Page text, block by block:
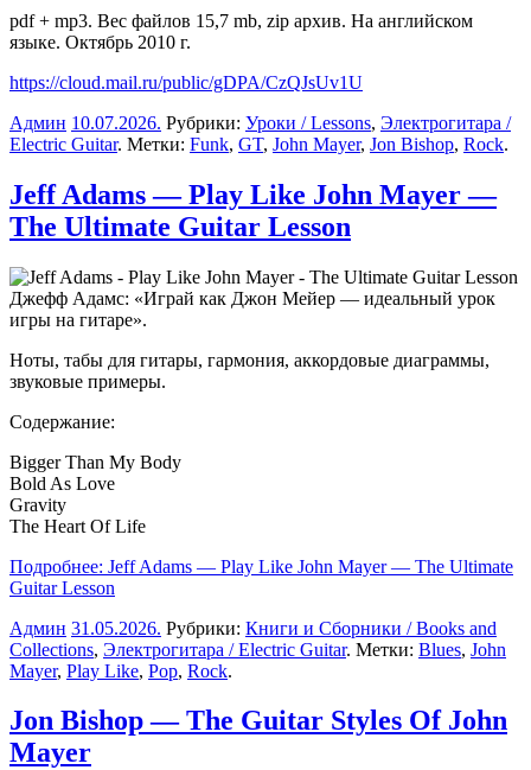
pdf + mp3. Вес файлов 15,7 mb, zip архив. На английском
языке. Октябрь 2010 г.
https://cloud.mail.ru/public/gDPA/CzQJsUv1U
Админ 10.07.2026. Рубрики: Уроки / Lessons, Электрогитара /
Electric Guitar. Метки: Funk, GT, John Mayer, Jon Bishop, Rock.
Jeff Adams — Play Like John Mayer —
The Ultimate Guitar Lesson
Джефф Адамс: «Играй как Джон Мейер — идеальный урок
игры на гитаре».
Ноты, табы для гитары, гармония, аккордовые диаграммы,
звуковые примеры.
Содержание:
Bigger Than My Body
Bold As Love
Gravity
The Heart Of Life
Подробнее: Jeff Adams — Play Like John Mayer — The Ultimate
Guitar Lesson
Админ 31.05.2026. Рубрики: Книги и Сборники / Books and
Collections, Электрогитара / Electric Guitar. Метки: Blues, John
Mayer, Play Like, Pop, Rock.
Jon Bishop — The Guitar Styles Of John
Mayer